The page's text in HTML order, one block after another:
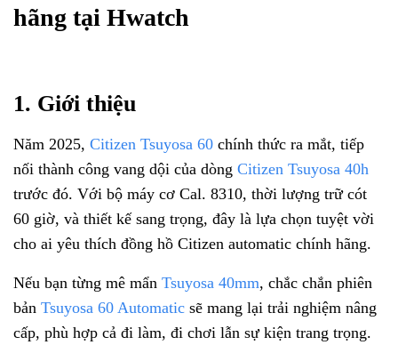
hãng tại Hwatch
1. Giới thiệu
Năm 2025, Citizen Tsuyosa 60 chính thức ra mắt, tiếp
nối thành công vang dội của dòng Citizen Tsuyosa 40h
trước đó. Với bộ máy cơ Cal. 8310, thời lượng trữ cót
60 giờ, và thiết kế sang trọng, đây là lựa chọn tuyệt vời
cho ai yêu thích đồng hồ Citizen automatic chính hãng.
Nếu bạn từng mê mẩn Tsuyosa 40mm, chắc chắn phiên
bản Tsuyosa 60 Automatic sẽ mang lại trải nghiệm nâng
cấp, phù hợp cả đi làm, đi chơi lẫn sự kiện trang trọng.